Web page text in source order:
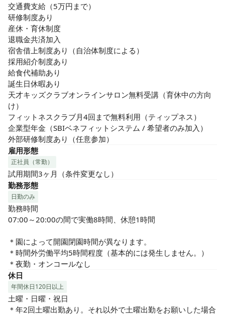
交通費支給（5万円まで）
研修制度あり
産休・育休制度
退職金共済加入
宿舎借上制度あり（自治体制度による）
採用紹介制度あり
給食代補助あり
誕生日休暇あり
天才キッズクラブオンラインサロン無料受講（育休中の方向
け）
フィットネスクラブ月4回まで無料利用（ティップネス）
企業型年金（SBIベネフィットシステム / 希望者のみ加入）
外部研修制度あり（任意参加）
雇用形態
正社員（常勤）
試用期間3ヶ月（条件変更なし）
勤務形態
日勤のみ
勤務時間
07:00～20:00の間で実働8時間、休憩1時間
＊園によって開園閉園時間が異なります。
＊時間外労働平均5時間程度（基本的には発生しません。）
＊夜勤・オンコールなし
休日
年間休日120日以上
土曜・日曜・祝日
＊年2回土曜出勤あり。それ以外で土曜出勤をお願いした場合